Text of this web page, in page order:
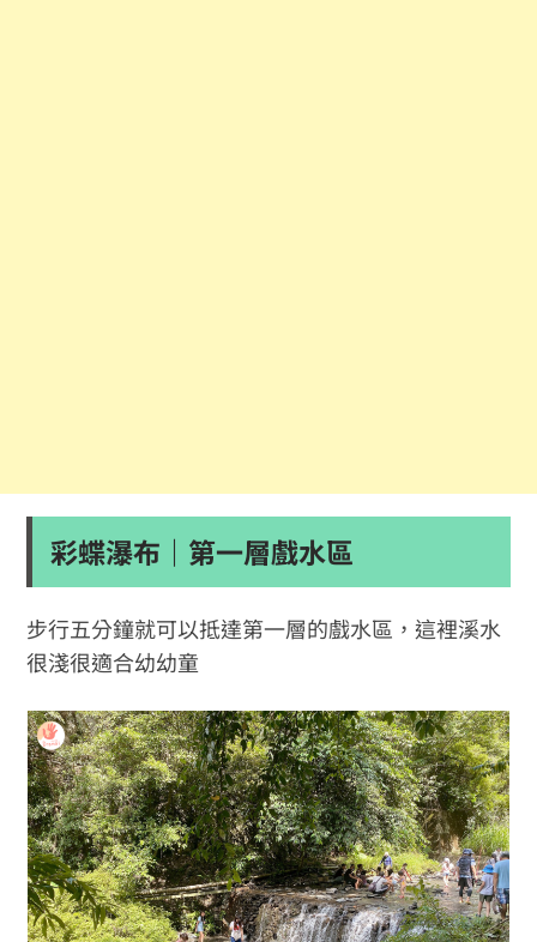
彩蝶瀑布｜第一層戲水區
步行五分鐘就可以抵達第一層的戲水區，這裡溪水
很淺很適合幼幼童